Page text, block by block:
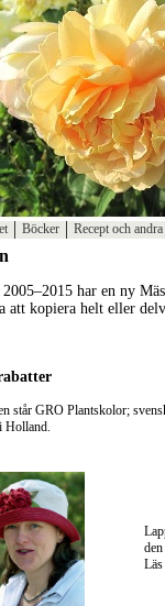
Böcker Recept och
har en ny
att kopiera helt eller
står GRO Plantskolor;
Holland.